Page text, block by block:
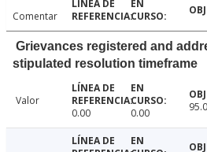
Comentar
Grievances registered and
stipulated resolution timeframe
Valor
0.00
0.00